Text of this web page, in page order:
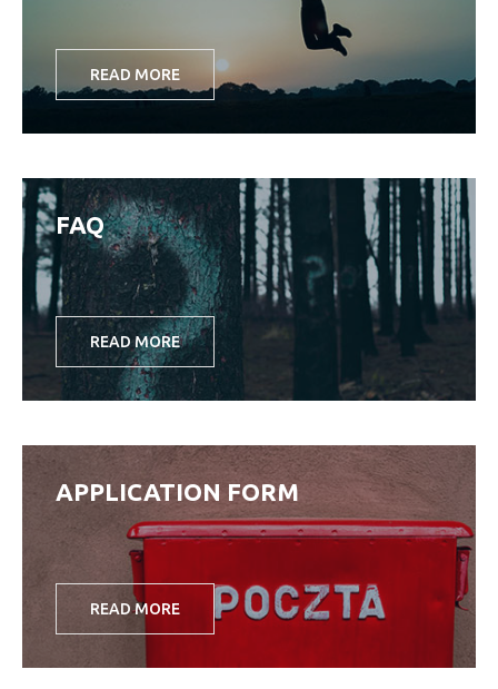
READ MORE
FAQ
READ MORE
APPLICATION FORM
READ MORE